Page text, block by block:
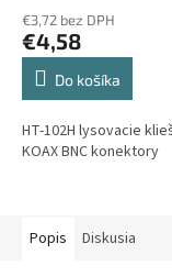
€3,72 bez DPH
€4,58
Do košíka
HT-102H lysovacie
KOAX BNC konektory
Popis Diskusia